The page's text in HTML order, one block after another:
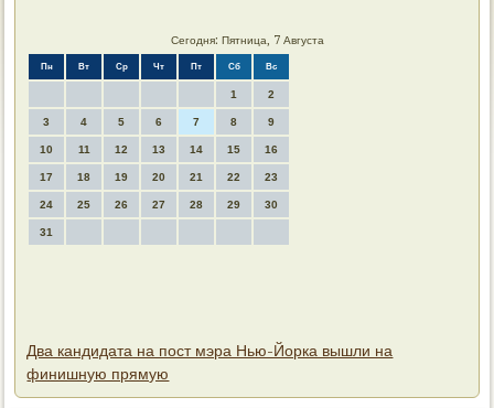
Сегодня: Пятница, 7 Августа
Пн Вт Ср Чт Пт Сб Вс
1 2
3 4 5 6 7 8 9
10 11 12 13 14 15 16
17 18 19 20 21 22 23
24 25 26 27 28 29 30
31
Два кандидата на пост мэра Нью-Йорка вышли на
финишную прямую